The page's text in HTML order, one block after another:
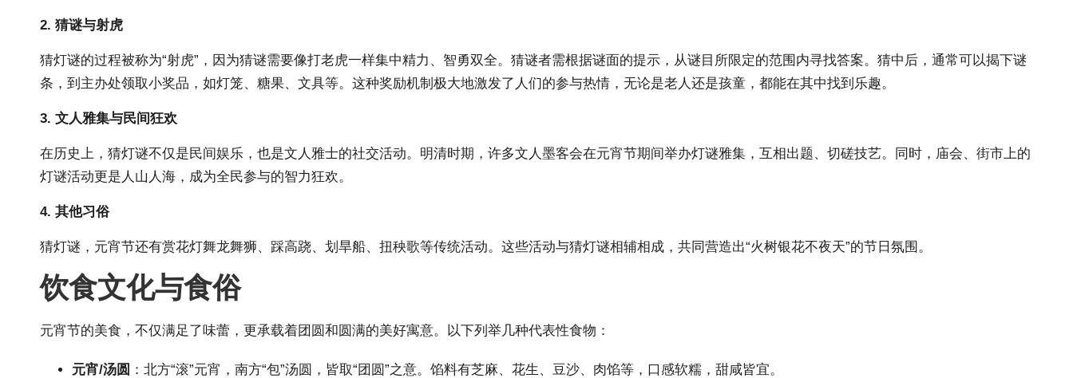
2. 猜谜与射虎
猜灯谜的过程被称为“射虎”，因为猜谜需要像打老虎一样集中精力、智勇双全。猜谜者需根据谜面的提示，从谜目所限定的范围内寻找答案。猜中后，通常可以揭下谜
条，到主办处领取小奖品，如灯笼、糖果、文具等。这种奖励机制极大地激发了人们的参与热情，无论是老人还是孩童，都能在其中找到乐趣。
3. 文人雅集与民间狂欢
在历史上，猜灯谜不仅是民间娱乐，也是文人雅士的社交活动。明清时期，许多文人墨客会在元宵节期间举办灯谜雅集，互相出题、切磋技艺。同时，庙会、街市上的
灯谜活动更是人山人海，成为全民参与的智力狂欢。
4. 其他习俗
猜灯谜，元宵节还有赏花灯舞龙舞狮、踩高跷、划旱船、扭秧歌等传统活动。这些活动与猜灯谜相辅相成，共同营造出“火树银花不夜天”的节日氛围。
饮食文化与食俗
元宵节的美食，不仅满足了味蕾，更承载着团圆和圆满的美好寓意。以下列举几种代表性食物：
元宵/汤圆 ：北方“滚”元宵，南方“包”汤圆，皆取“团圆”之意。馅料有芝麻、花生、豆沙、肉馅等，口感软糯，甜咸皆宜。